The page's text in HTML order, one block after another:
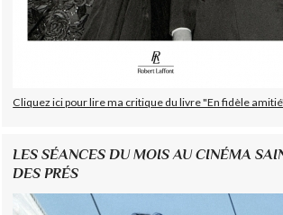
Cliquez ici pour lire ma critique du livre "En fidèle
LES SÉANCES DU MOIS AU CINÉMA
DES PRÉS